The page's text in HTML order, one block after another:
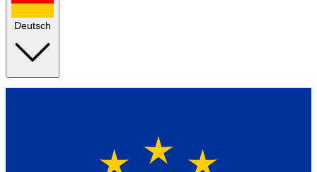
Deutsch